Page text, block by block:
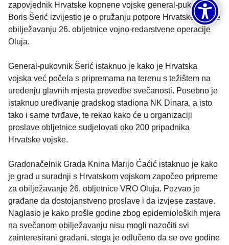
zapovjednik Hrvatske kopnene vojske general-pukovnik
Boris Šerić izvijestio je o pružanju potpore Hrvatske vojske
obilježavanju 26. obljetnice vojno-redarstvene operacije
Oluja.
General-pukovnik Šerić istaknuo je kako je Hrvatska
vojska već počela s pripremama na terenu s težištem na
uređenju glavnih mjesta provedbe svečanosti. Posebno je
istaknuo uređivanje gradskog stadiona NK Dinara, a isto
tako i same tvrđave, te rekao kako će u organizaciji
proslave obljetnice sudjelovati oko 200 pripadnika
Hrvatske vojske.
Gradonačelnik Grada Knina Marijo Ćaćić istaknuo je kako
je grad u suradnji s Hrvatskom vojskom započeo pripreme
za obilježavanje 26. obljetnice VRO Oluja. Pozvao je
građane da dostojanstveno proslave i da izvjese zastave.
Naglasio je kako prošle godine zbog epidemioloških mjera
na svečanom obilježavanju nisu mogli nazočiti svi
zainteresirani građani, stoga je odlučeno da se ove godine